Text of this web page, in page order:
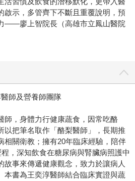
啟示，多管齊下不斷且重覆說明，預
——廖上智院長（高雄市立鳳山醫院
師及營養師團隊
師，身體力行健康蔬食，因常吃酪
以把筆名取作「酪梨醫師」，長期推
相關衛教；擁有20年臨床經驗，陪伴
，深知飲食在糖尿病與腎臟病照護中
故事來傳遞健康觀念，致力於讓病人
本書為王奕淳醫師結合臨床實證與蔬